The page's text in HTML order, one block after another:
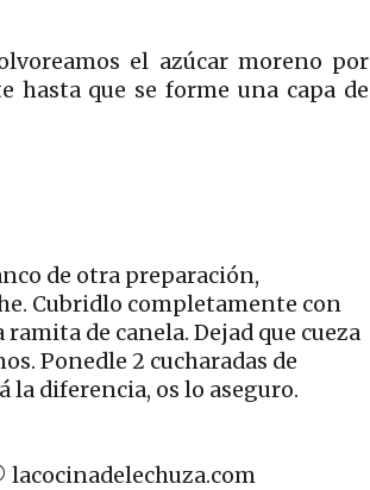
el azúcar moreno por
hasta que se forme una capa de
de otra preparación,
Cubridlo completamente con
de canela. Dejad que cueza
Ponedle 2 cucharadas de
la diferencia, os lo aseguro.